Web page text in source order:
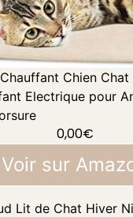
Chauffant Chien
Electrique pour
0,00€
Voir sur
Lit de Chat Hiver